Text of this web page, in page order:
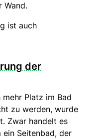
Wand.
ist auch
der
Platz im Bad
zu werden, wurde
Zwar handelt es
Seitenbad, der